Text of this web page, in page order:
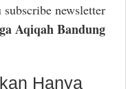
newsletter
Aqiqah Bandung
Hanya